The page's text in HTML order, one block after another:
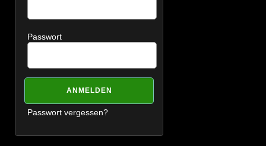
Passwort
Passwort vergessen?